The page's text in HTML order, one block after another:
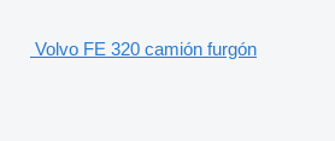
Volvo FE 320 camión furgón